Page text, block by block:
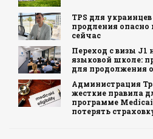
TPS для
продления опасно
сейчас
Переход с визы J1
языковой школе:
для продолжения
Администрация
жесткие правила
программе
потерять